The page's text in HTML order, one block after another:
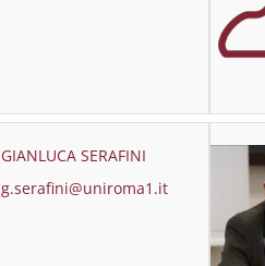
GIANLUCA SERAFINI
g.serafini@uniroma1.it